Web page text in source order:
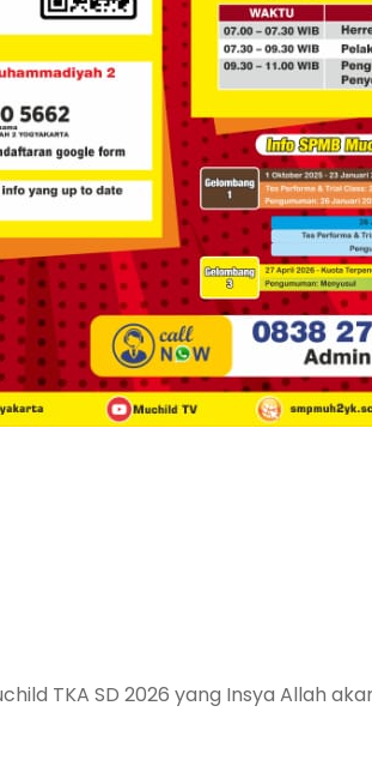
TKA SD 2026 yang Insya Allah